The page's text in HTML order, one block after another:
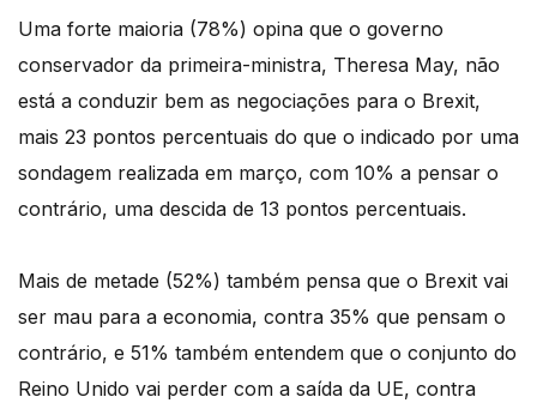
Uma forte maioria (78%) opina que o governo
conservador da primeira-ministra, Theresa May, não
está a conduzir bem as negociações para o Brexit,
mais 23 pontos percentuais do que o indicado por uma
sondagem realizada em março, com 10% a pensar o
contrário, uma descida de 13 pontos percentuais.
Mais de metade (52%) também pensa que o Brexit vai
ser mau para a economia, contra 35% que pensam o
contrário, e 51% também entendem que o conjunto do
Reino Unido vai perder com a saída da UE, contra